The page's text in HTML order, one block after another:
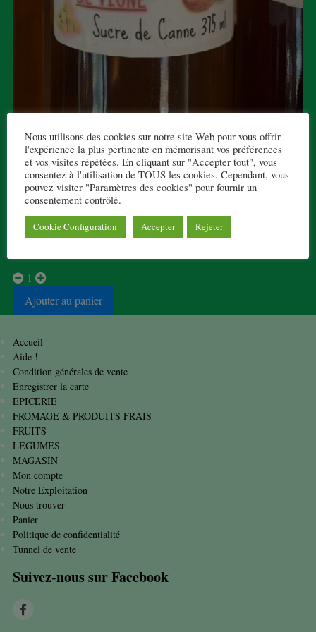
SIROP DE PECHE DE PROVENCE
7,90 € TTC
Sirop de pêche de Provence au sucre de cannes, 375ml.
1
Ajouter au panier
Accueil
Aide !
Condition générales de vente
Enregistrer la carte
EPICERIE
FROMAGE & PRODUITS FRAIS
FRUITS
LEGUMES
MAGASIN
Mon compte
Notre Exploitation
Nous trouver
Panier
Politique de confidentialité
Tunnel de vente
Suivez-nous sur Facebook
Nous utilisons des cookies sur notre site Web pour vous offrir
l'expérience la plus pertinente en mémorisant vos préférences
et vos visites répétées. En cliquant sur "Accepter tout", vous
consentez à l'utilisation de TOUS les cookies. Cependant, vous
pouvez visiter "Paramètres des cookies" pour fournir un
consentement contrôlé.
Cookie Configuration Accepter Rejeter